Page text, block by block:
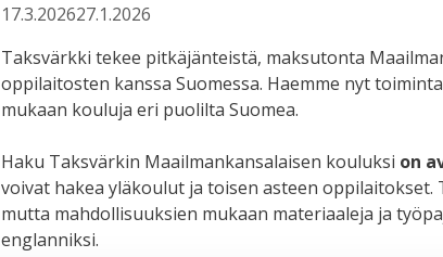
17.3.202627.1.2026
Taksvärkki tekee pitkäjänteistä, maksutonta
oppilaitosten kanssa Suomessa. Haemme nyt
mukaan kouluja eri puolilta Suomea.
Haku Taksvärkin Maailmankansalaisen kouluksi on
voivat hakea yläkoulut ja toisen asteen
mutta mahdollisuuksien mukaan materiaaleja ja
englanniksi.